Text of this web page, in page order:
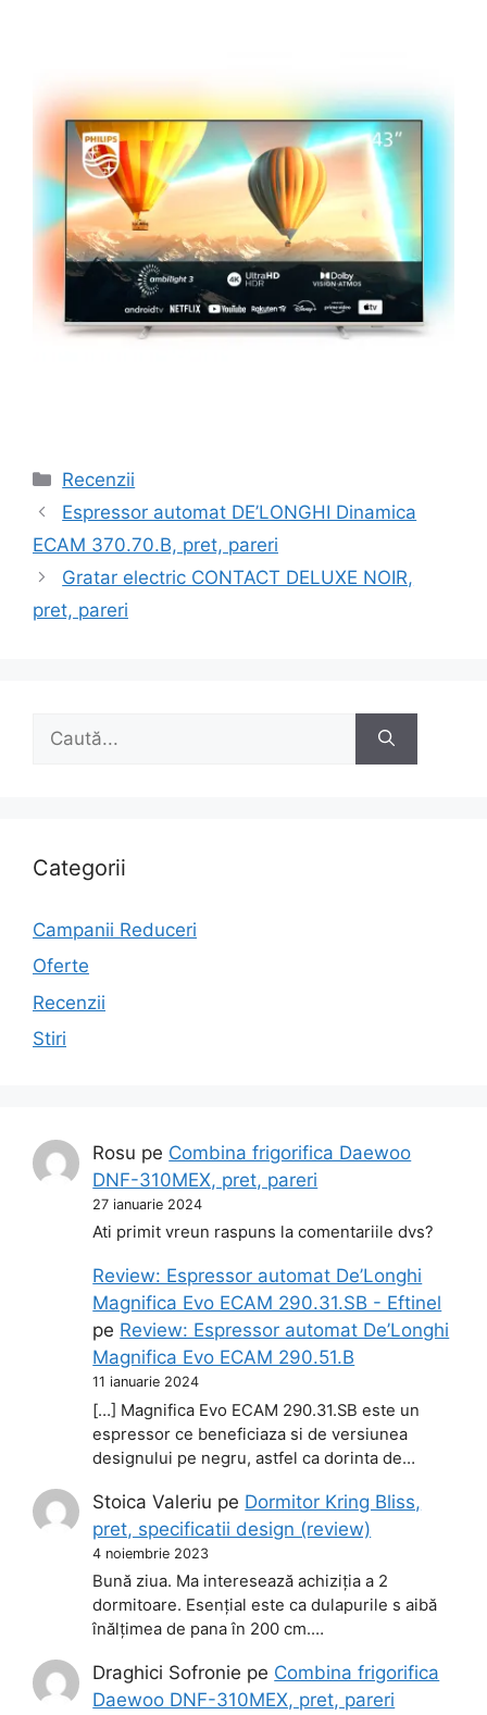
Categorii
Recenzii
Navigare
în
Espressor automat DE’LONGHI Dinamica
ECAM 370.70.B, pret, pareri
Gratar electric CONTACT DELUXE NOIR,
pret, pareri
după:
Categorii
Campanii Reduceri
Oferte
Recenzii
Stiri
Rosu pe Combina frigorifica Daewoo
DNF-310MEX, pret, pareri
27 ianuarie 2024
Ati primit vreun raspuns la comentariile dvs?
Review: Espressor automat De’Longhi
Magnifica Evo ECAM 290.31.SB - Eftinel
pe Review: Espressor automat De’Longhi
Magnifica Evo ECAM 290.51.B
11 ianuarie 2024
[…] Magnifica Evo ECAM 290.31.SB este un
espressor ce beneficiaza si de versiunea
designului pe negru, astfel ca dorinta de…
Stoica Valeriu pe Dormitor Kring Bliss,
pret, specificatii design (review)
4 noiembrie 2023
Bună ziua. Ma interesează achiziția a 2
dormitoare. Esențial este ca dulapurile s aibă
înălțimea de pana în 200 cm.…
Draghici Sofronie pe Combina frigorifica
Daewoo DNF-310MEX, pret, pareri